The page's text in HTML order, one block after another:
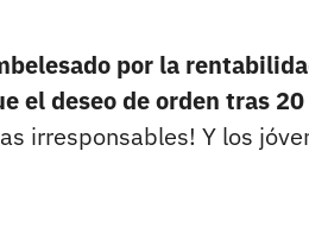
por la
el deseo de orden tras
irresponsables! Y los